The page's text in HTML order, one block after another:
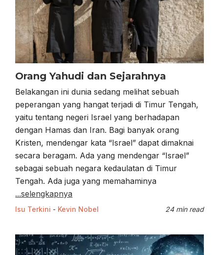
Orang Yahudi dan Sejarahnya
Belakangan ini dunia sedang melihat sebuah
peperangan yang hangat terjadi di Timur Tengah,
yaitu tentang negeri Israel yang berhadapan
dengan Hamas dan Iran. Bagi banyak orang
Kristen, mendengar kata “Israel” dapat dimaknai
secara beragam. Ada yang mendengar “Israel”
sebagai sebuah negara kedaulatan di Timur
Tengah. Ada juga yang memahaminya
...selengkapnya
Isu Terkini - Kevin Nobel 24 min read